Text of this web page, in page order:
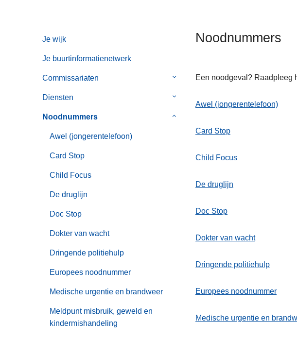
Je wijk
Je buurtinformatienetwerk
Commissariaten
Submenu
Commissariaten
Diensten
Submenu
Noodnummers
Submenu
Awel (jongerentelefoon)
Card Stop
Child Focus
De druglijn
Doc Stop
Dokter van wacht
Dringende politiehulp
Europees noodnummer
Medische urgentie en brandweer
Meldpunt misbruik, geweld en
kindermishandeling
Noodnummers
Een noodgeval? Raadpleeg
Awel (jongerentelefoon)
Card Stop
Child Focus
De druglijn
Doc Stop
Dokter van wacht
Dringende politiehulp
Europees noodnummer
Medische urgentie en